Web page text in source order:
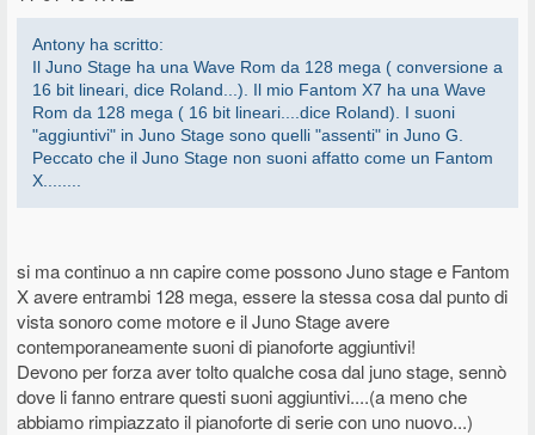
Antony ha scritto:
Il Juno Stage ha una Wave Rom da 128 mega ( conversione a
16 bit lineari, dice Roland...). Il mio Fantom X7 ha una Wave
Rom da 128 mega ( 16 bit lineari....dice Roland). I suoni
"aggiuntivi" in Juno Stage sono quelli "assenti" in Juno G.
Peccato che il Juno Stage non suoni affatto come un Fantom
X........
si ma continuo a nn capire come possono Juno stage e Fantom
X avere entrambi 128 mega, essere la stessa cosa dal punto di
vista sonoro come motore e il Juno Stage avere
contemporaneamente suoni di pianoforte aggiuntivi!
Devono per forza aver tolto qualche cosa dal juno stage, sennò
dove li fanno entrare questi suoni aggiuntivi....(a meno che
abbiamo rimpiazzato il pianoforte di serie con uno nuovo...)